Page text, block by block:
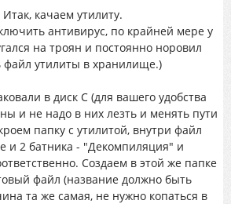
Итак, качаем утилиту.
антивирус, по крайней мере у
на троян и постоянно норовил
файл утилиты в хранилище.)
в диск С (для вашего удобства
и не надо в них лезть и менять пути
папку с утилитой, внутри файл
и 2 батника - "Декомпиляция" и
Создаем в этой же папке
файл (название должно быть
та же самая, не нужно копаться в